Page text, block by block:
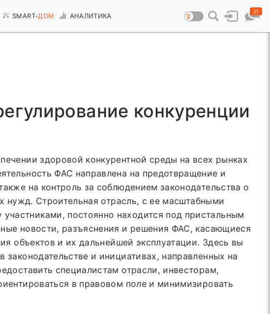
SMART-ДОМ АНАЛИТИКА
21
конкуренции
здоровой конкурентной среды на всех рынках
ФАС направлена на предотвращение и
на контроль за соблюдением законодательства о
нужд. Строительная отрасль, с ее масштабными
постоянно находится под пристальным
новости, разъяснения и решения ФАС, касающиеся
объектов и их дальнейшей эксплуатации. Здесь вы
и инициативах, направленных на
специалистам отрасли, инвесторам,
в правовом поле и минимизировать